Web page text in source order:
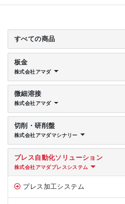
すべての商品
板金
株式会社アマダ
微細溶接
株式会社アマダ
切削・研削盤
株式会社アマダマシナリー
プレス自動化ソリューション
株式会社アマダプレスシステム
プレス加工システム